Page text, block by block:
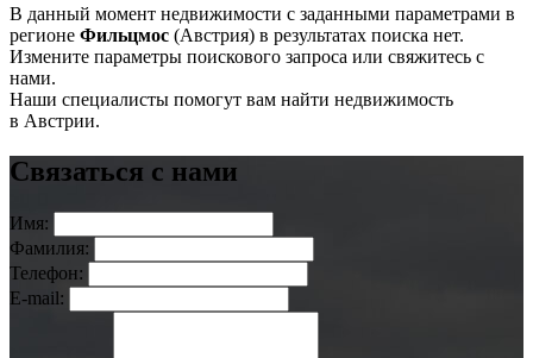
В данный момент недвижимости с заданными параметрами в
регионе Фильцмос (Австрия) в результатах поиска нет.
Измените параметры поискового запроса или свяжитесь с
нами.
Наши специалисты помогут вам найти недвижимость
в Австрии.
Связаться с нами
Имя:
Фамилия:
Телефон:
E-mail: